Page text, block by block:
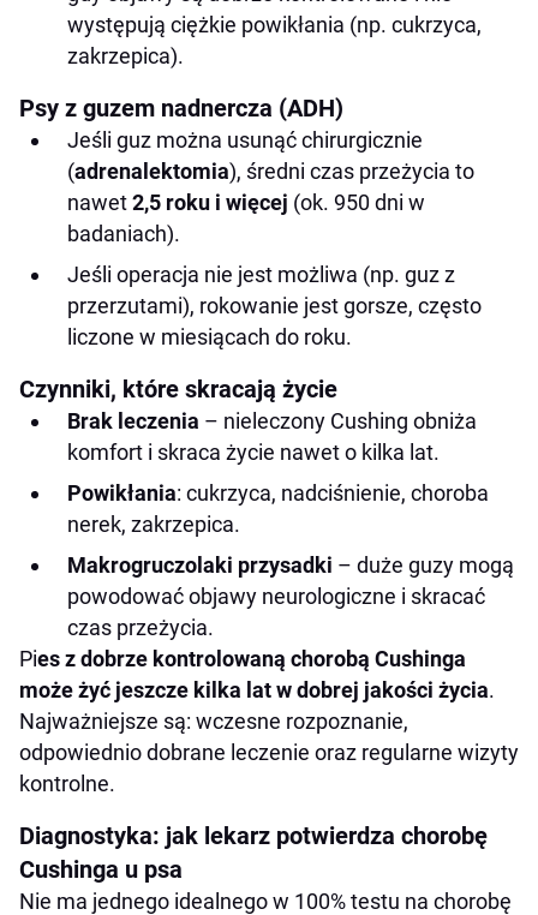
występują ciężkie powikłania (np. cukrzyca,
zakrzepica).
Psy z guzem nadnercza (ADH)
Jeśli guz można usunąć chirurgicznie
(adrenalektomia), średni czas przeżycia to
nawet2,5 roku i więcej (ok. 950 dni w
badaniach).
Jeśli operacja nie jest możliwa (np. guz z
przerzutami), rokowanie jest gorsze, często
liczone w miesiącach do roku.
Czynniki, które skracają życie
Brak leczenia – nieleczony Cushing obniża
komfort i skraca życie nawet o kilka lat.
Powikłania: cukrzyca, nadciśnienie, choroba
nerek, zakrzepica.
Makrogruczolaki przysadki – duże guzy mogą
powodować objawy neurologiczne i skracać
czas przeżycia.
Pies z dobrze kontrolowaną chorobą Cushinga
może żyć jeszcze kilka lat w dobrej jakości życia.
Najważniejsze są: wczesne rozpoznanie,
odpowiednio dobrane leczenie oraz regularne wizyty
kontrolne.
Diagnostyka: jak lekarz potwierdza chorobę
Cushinga u psa
Nie ma jednego idealnego w 100% testu na chorobę